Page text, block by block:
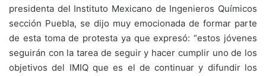
presidenta del Instituto Mexicano de Ingenieros Químicos
sección Puebla, se dijo muy emocionada de formar parte
de esta toma de protesta ya que expresó: “estos jóvenes
seguirán con la tarea de seguir y hacer cumplir uno de los
objetivos del IMIQ que es el de continuar y difundir los